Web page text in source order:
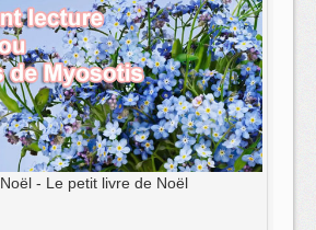
- Le petit livre de Noël